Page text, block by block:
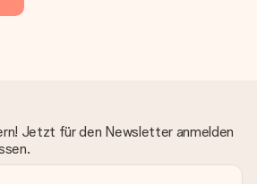
Jetzt für den Newsletter anmelden